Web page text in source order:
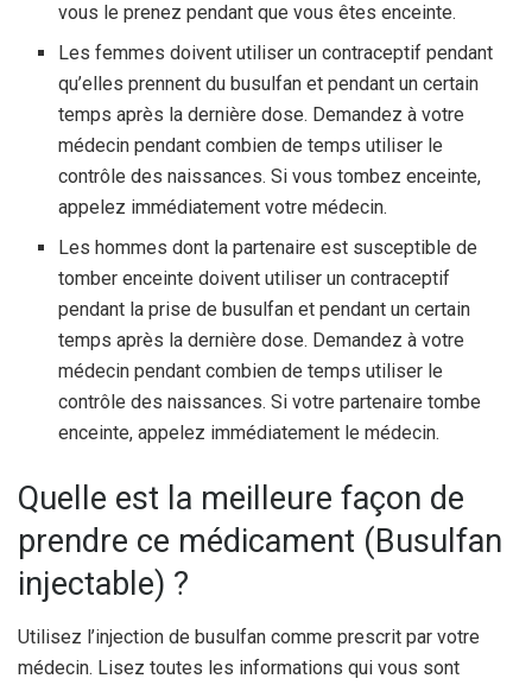
vous le prenez pendant que vous êtes enceinte.
Les femmes doivent utiliser un contraceptif pendant
qu’elles prennent du busulfan et pendant un certain
temps après la dernière dose. Demandez à votre
médecin pendant combien de temps utiliser le
contrôle des naissances. Si vous tombez enceinte,
appelez immédiatement votre médecin.
Les hommes dont la partenaire est susceptible de
tomber enceinte doivent utiliser un contraceptif
pendant la prise de busulfan et pendant un certain
temps après la dernière dose. Demandez à votre
médecin pendant combien de temps utiliser le
contrôle des naissances. Si votre partenaire tombe
enceinte, appelez immédiatement le médecin.
Quelle est la meilleure façon de
prendre ce médicament (Busulfan
injectable) ?
Utilisez l’injection de busulfan comme prescrit par votre
médecin. Lisez toutes les informations qui vous sont